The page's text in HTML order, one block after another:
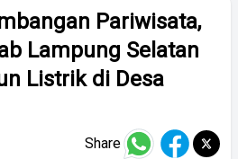
Pariwisata,
Lampung Selatan
Listrik di Desa
Share